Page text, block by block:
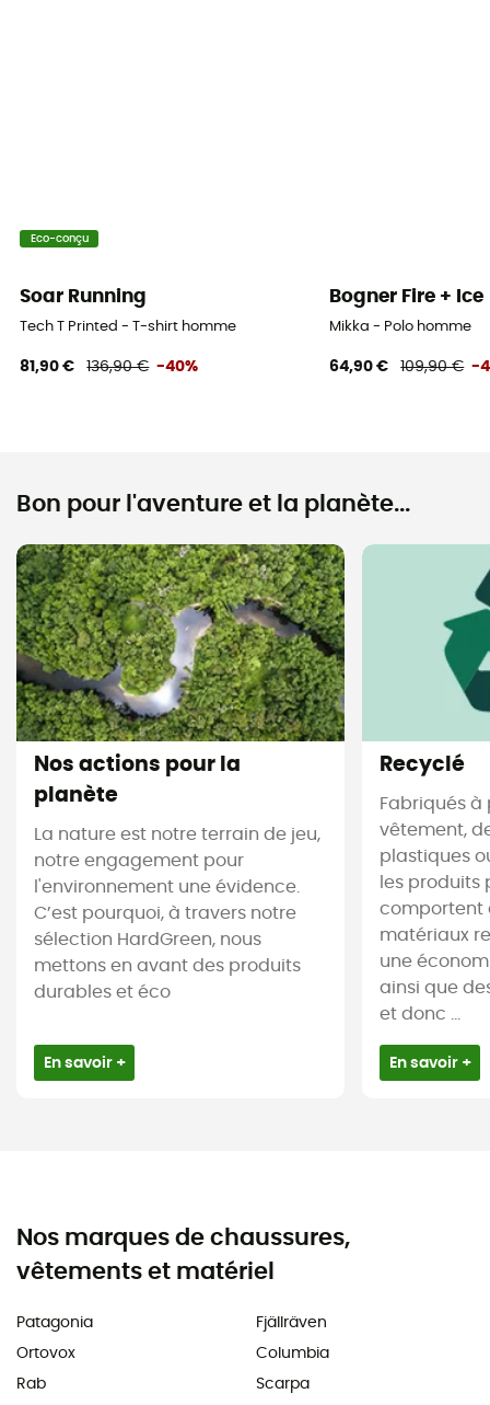
Eco-conçu
Soar Running
Tech T Printed - T-shirt homme
81,90 € 136,90 € -40%
Bogner Fire + Ice
Mikka - Polo homme
64,90 € 109,90 € -
Bon pour l'aventure et la planète...
Nos actions pour la
planète
La nature est notre terrain de jeu,
notre engagement pour
l'environnement une évidence.
C’est pourquoi, à travers notre
sélection HardGreen, nous
mettons en avant des produits
durables et éco
En savoir +
Recyclé
Fabriqués à
vêtement,
plastiques
les produits
comportent
matériaux
une
ainsi que
et donc ...
En savoir +
Nos marques de chaussures,
vêtements et matériel
Patagonia
Ortovox
Rab
Fjällräven
Columbia
Scarpa